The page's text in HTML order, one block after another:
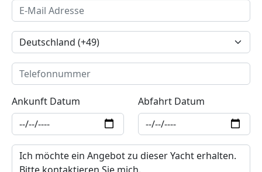
Ankunft Datum Abfahrt Datum